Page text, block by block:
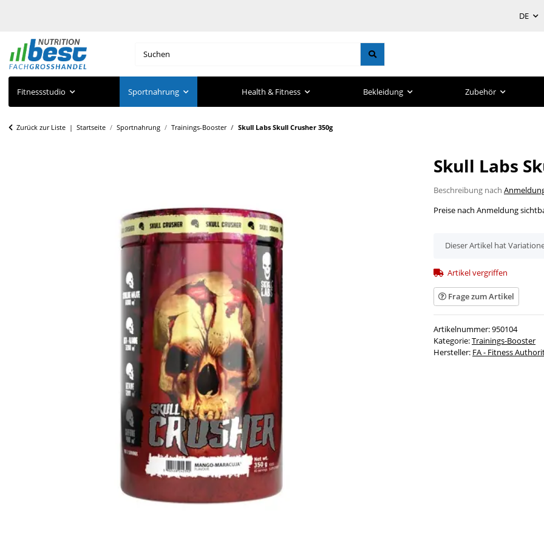
DE
Fitnessstudio Sportnahrung Health & Fitness Bekleidung Zubehör
Zurück zur Liste Startseite Sportnahrung Trainings-Booster Skull Labs Skull Crusher 350g
Skull Labs
Beschreibung nach
Preise nach Anmeldung
x
Dieser Artikel hat
Artikel vergriffen
Frage zum Artikel
Artikelnummer:950104
Kategorie:Trainings-Booster
Hersteller: FA - Fitness